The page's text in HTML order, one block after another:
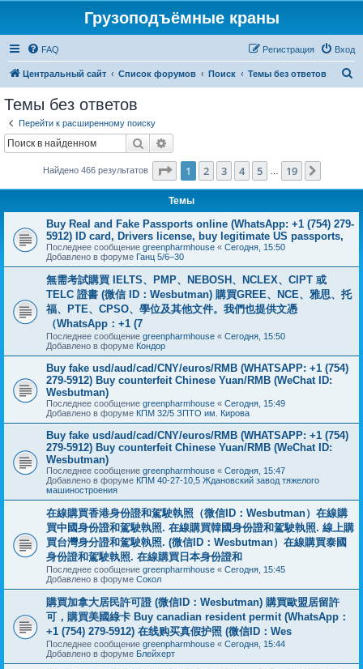
Грузоподъёмные краны
FAQ Вход
Регистрация
Центральный сайт Список форумов Поиск Темы без ответов
Темы без ответов
Перейти к расширенному поиску
Поиск
Найдено 466 результатов Страница из 19
1 2 3 4 5 19
Темы
Buy Real and Fake Passports online (WhatsApp: +1 (754) 279-
5912) ID card, Drivers license, buy legitimate US passports,
Последнее сообщение greenpharmhouse « Сегодня, 15:50
Добавлено в форуме Ганц 5/6–30
無需考試購買 IELTS、PMP、NEBOSH、NCLEX、CIPT 或
TELC 證書 (微信 ID：Wesbutman) 購買GREE、NCE、雅思、托
福、PTE、CPSO、學位及其他文件。我們也提供文憑
（WhatsApp：+1 (7
Последнее сообщение greenpharmhouse « Сегодня, 15:50
Добавлено в форуме Кондор
Buy fake usd/aud/cad/CNY/euros/RMB (WHATSAPP: +1 (754)
279-5912) Buy counterfeit Chinese Yuan/RMB (WeChat ID:
Wesbutman)
Последнее сообщение greenpharmhouse « Сегодня, 15:49
Добавлено в форуме КПМ 32/5 ЗПТО им. Кирова
Buy fake usd/aud/cad/CNY/euros/RMB (WHATSAPP: +1 (754)
279-5912) Buy counterfeit Chinese Yuan/RMB (WeChat ID:
Wesbutman)
Последнее сообщение greenpharmhouse « Сегодня, 15:47
Добавлено в форуме КПМ 40-27-10,5 Ждановский завод тяжелого
машиностроения
在線購買香港身份證和駕駛執照（微信ID：Wesbutman）在線購
買中國身份證和駕駛執照. 在線購買韓國身份證和駕駛執照. 線上購
買台灣身分證和駕駛執照. (微信ID：Wesbutman）在線購買泰國
身份證和駕駛執照. 在線購買日本身份證和
Последнее сообщение greenpharmhouse « Сегодня, 15:45
Добавлено в форуме Сокол
購買加拿大居民許可證 (微信ID：Wesbutman) 購買歐盟居留許
可，購買美國綠卡 Buy canadian resident permit (WhatsApp：
+1 (754) 279-5912) 在线购买真假护照 (微信ID：Wes
Последнее сообщение greenpharmhouse « Сегодня, 15:44
Добавлено в форуме Блейхерт